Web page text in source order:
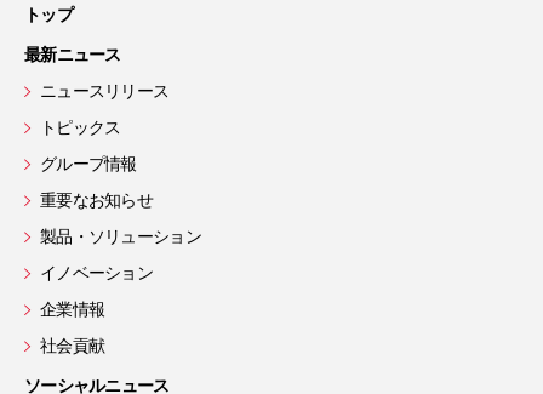
トップ
最新ニュース
ニュースリリース
トピックス
グループ情報
重要なお知らせ
製品・ソリューション
イノベーション
企業情報
社会貢献
ソーシャルニュース